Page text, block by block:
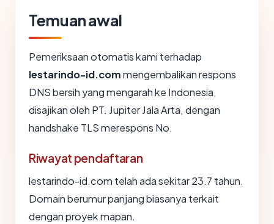
Temuan awal
Pemeriksaan otomatis kami terhadap
lestarindo-id.commengembalikan respons
DNS bersih yang mengarah ke Indonesia,
disajikan oleh PT. Jupiter Jala Arta, dengan
handshake TLS merespons No.
Riwayat pendaftaran
lestarindo-id.com telah ada sekitar 23.7 tahun.
Domain berumur panjang biasanya terkait
dengan proyek mapan.